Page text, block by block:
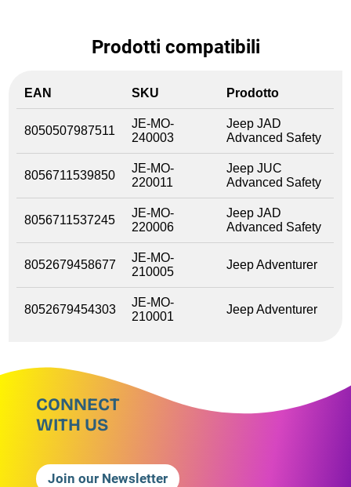
Prodotti compatibili
EAN SKU Prodotto
8050507987511
JE-MO-
240003
Jeep JAD
Advanced Safety
8056711539850
JE-MO-
220011
Jeep JUC
Advanced Safety
8056711537245
JE-MO-
220006
Jeep JAD
Advanced Safety
8052679458677
JE-MO-
210005
Jeep Adventurer
8052679454303
JE-MO-
210001
Jeep Adventurer
CONNECT
WITH US
Join our Newsletter